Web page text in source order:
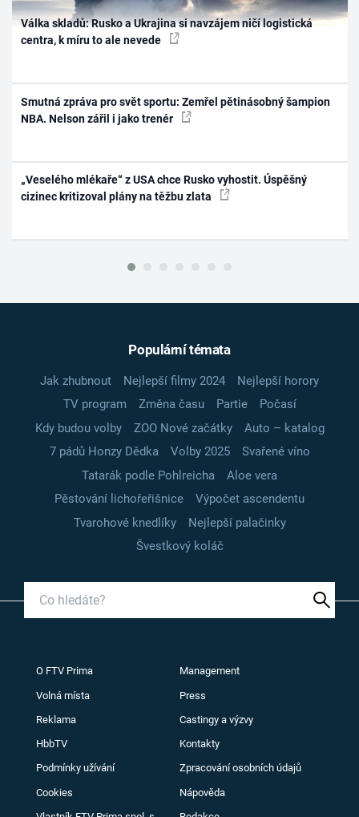
Válka skladů: Rusko a Ukrajina si navzájem ničí logistická
centra, k míru to ale nevede
Smutná zpráva pro svět sportu: Zemřel pětinásobný šampion
NBA. Nelson zářil i jako trenér
„Veselého mlékaře“ z USA chce Rusko vyhostit. Úspěšný
cizinec kritizoval plány na těžbu zlata
Populární témata
Jak zhubnout Nejlepší filmy 2024
Nejlepší horory
TV program
Změna času Partie
Počasí
Kdy budou volby
ZOO Nové začátky
Auto – katalog
7 pádů Honzy Dědka
Volby 2025
Svařené víno
Tatarák podle Pohlreicha
Aloe vera
Pěstování lichořeřišnice
Výpočet ascendentu
Tvarohové knedlíky
Nejlepší palačinky
Švestkový koláč
O FTV Prima Management
Volná místa Press
Reklama Castingy a výzvy
HbbTV Kontakty
Podmínky užívání Zpracování osobních údajů
Cookies Nápověda